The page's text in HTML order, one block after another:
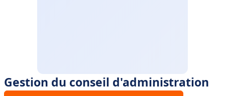
Gestion du conseil d'administration